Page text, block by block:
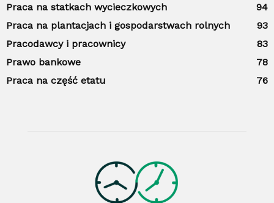
Praca na statkach wycieczkowych
94
Praca na plantacjach i gospodarstwach rolnych
93
Pracodawcy i pracownicy
83
Prawo bankowe
78
Praca na część etatu
76